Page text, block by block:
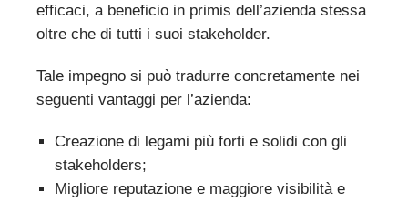
efficaci, a beneficio in primis dell’azienda stessa
oltre che di tutti i suoi stakeholder.
Tale impegno si può tradurre concretamente nei
seguenti vantaggi per l’azienda:
Creazione di legami più forti e solidi con gli
stakeholders;
Migliore reputazione e maggiore visibilità e